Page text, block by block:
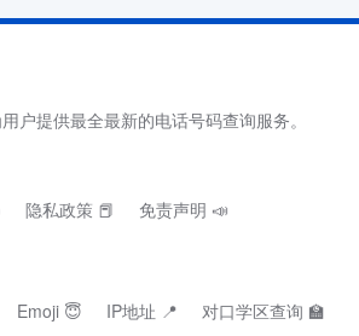
户提供最全最新的电话号码查询服务。
隐私政策 📕 免责声明 📣
Emoji 😇 IP地址 📍 对口学区查询 🏫